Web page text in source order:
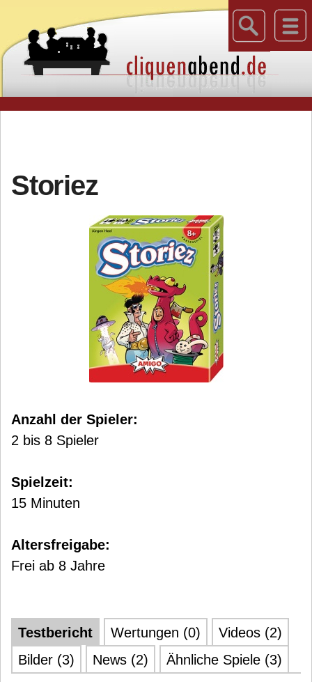
Storiez
Anzahl der Spieler:
2 bis 8 Spieler
Spielzeit:
15 Minuten
Altersfreigabe:
Frei ab 8 Jahre
Testbericht Wertungen (0)
Videos (2)
Bilder (3)
News (2) Ähnliche Spiele (3)